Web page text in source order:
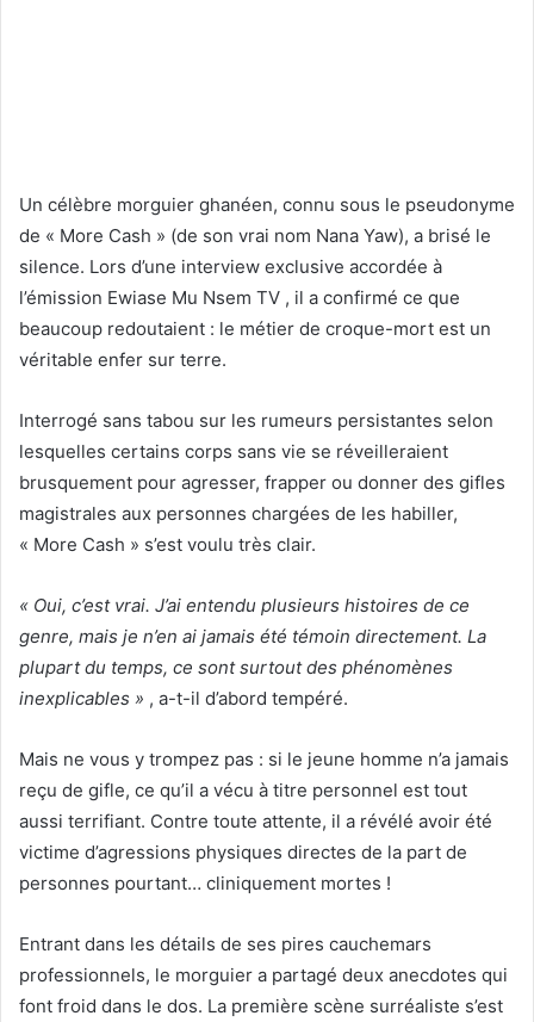
Un célèbre morguier ghanéen, connu sous le pseudonyme
de « More Cash » (de son vrai nom Nana Yaw), a brisé le
silence. Lors d’une interview exclusive accordée à
l’émission Ewiase Mu Nsem TV , il a confirmé ce que
beaucoup redoutaient : le métier de croque-mort est un
véritable enfer sur terre.
Interrogé sans tabou sur les rumeurs persistantes selon
lesquelles certains corps sans vie se réveilleraient
brusquement pour agresser, frapper ou donner des gifles
magistrales aux personnes chargées de les habiller,
« More Cash » s’est voulu très clair.
« Oui, c’est vrai. J’ai entendu plusieurs histoires de ce
genre, mais je n’en ai jamais été témoin directement. La
plupart du temps, ce sont surtout des phénomènes
inexplicables » , a-t-il d’abord tempéré.
Mais ne vous y trompez pas : si le jeune homme n’a jamais
reçu de gifle, ce qu’il a vécu à titre personnel est tout
aussi terrifiant. Contre toute attente, il a révélé avoir été
victime d’agressions physiques directes de la part de
personnes pourtant… cliniquement mortes !
Entrant dans les détails de ses pires cauchemars
professionnels, le morguier a partagé deux anecdotes qui
font froid dans le dos. La première scène surréaliste s’est